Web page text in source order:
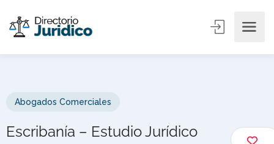
Abogados Comerciales
Escribanía – Estudio Jurídico